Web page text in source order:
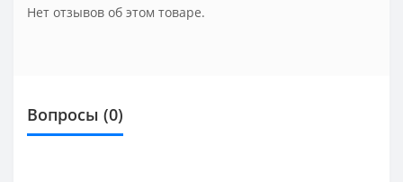
Нет отзывов об этом товаре.
Вопросы (0)